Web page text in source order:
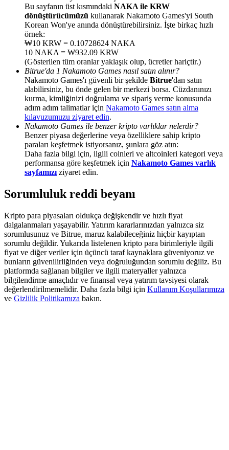
Deposit CASHCAT & Win
Share 500000 CASHCAT prize pool
Exclusive for BitMart Users
Register & Trade to Win 500,000 USDT
Trade Gold & Silver · 33,333 USDT Bonus
USDT New User Exclusive 10% APR
USDT Flexible Staking | Daily Rewards
Bu sayfanın üst kısmındaki NAKA ile KRW
dönüştürücümüzü kullanarak Nakamoto Games'yi South
Korean Won'ye anında dönüştürebilirsiniz. İşte birkaç hızlı
örnek:
₩10 KRW = 0.10728624 NAKA
10 NAKA = ₩932.09 KRW
(Gösterilen tüm oranlar yaklaşık olup, ücretler hariçtir.)
Bitrue'da 1 Nakamoto Games nasıl satın alınır?
Nakamoto Games'ı güvenli bir şekilde Bitrue'dan satın
alabilirsiniz, bu önde gelen bir merkezi borsa. Cüzdanınızı
kurma, kimliğinizi doğrulama ve sipariş verme konusunda
adım adım talimatlar için Nakamoto Games satın alma
kılavuzumuzu ziyaret edin.
Nakamoto Games ile benzer kripto varlıklar nelerdir?
Benzer piyasa değerlerine veya özelliklere sahip kripto
paraları keşfetmek istiyorsanız, şunlara göz atın:
Daha fazla bilgi için, ilgili coinleri ve altcoinleri kategori veya
performansa göre keşfetmek için Nakamoto Games varlık
sayfamızı ziyaret edin.
Sorumluluk reddi beyanı
Kripto para piyasaları oldukça değişkendir ve hızlı fiyat
dalgalanmaları yaşayabilir. Yatırım kararlarınızdan yalnızca siz
sorumlusunuz ve Bitrue, maruz kalabileceğiniz hiçbir kayıptan
sorumlu değildir. Yukarıda listelenen kripto para birimleriyle ilgili
fiyat ve diğer veriler için üçüncü taraf kaynaklara güveniyoruz ve
bunların güvenilirliğinden veya doğruluğundan sorumlu değiliz. Bu
platformda sağlanan bilgiler ve ilgili materyaller yalnızca
bilgilendirme amaçlıdır ve finansal veya yatırım tavsiyesi olarak
değerlendirilmemelidir. Daha fazla bilgi için Kullanım Koşullarımıza
ve Gizlilik Politikamıza bakın.